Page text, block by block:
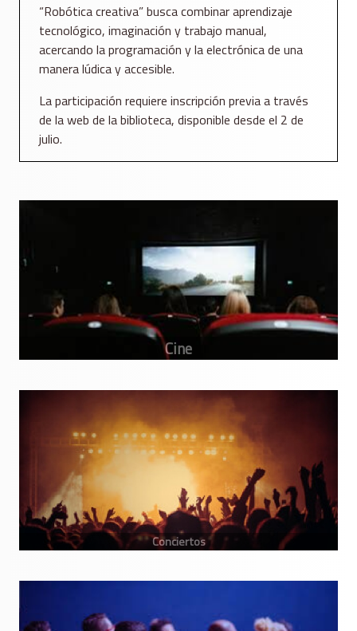
“Robótica creativa” busca combinar aprendizaje
tecnológico, imaginación y trabajo manual,
acercando la programación y la electrónica de una
manera lúdica y accesible.
La participación requiere inscripción previa a través
de la web de la biblioteca, disponible desde el 2 de
julio.